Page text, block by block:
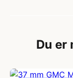
Du er